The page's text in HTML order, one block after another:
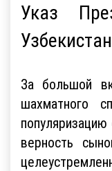
Указ
Узбекистан
За большой
шахматного
верность